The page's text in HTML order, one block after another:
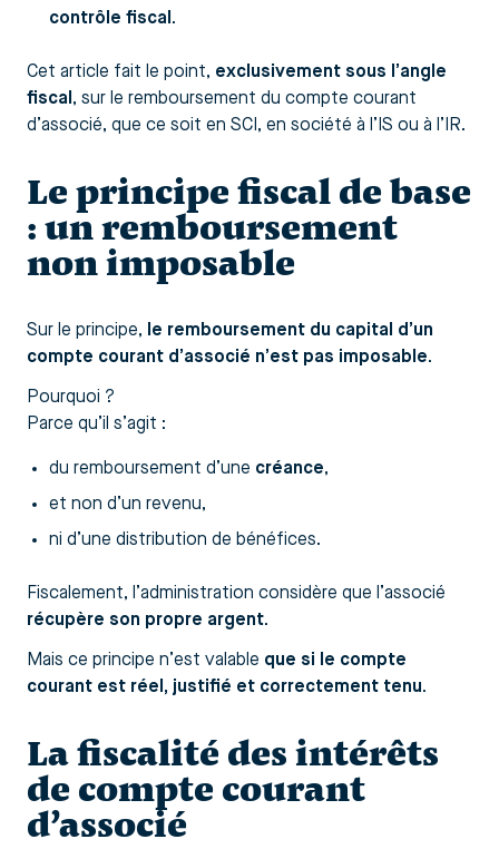
contrôle fiscal .
Cet article fait le point, exclusivement sous l’angle
fiscal , sur le remboursement du compte courant
d’associé, que ce soit en SCI, en société à l’IS ou à l’IR.
Le principe fiscal de base
: un remboursement
non imposable
Sur le principe,
le remboursement du capital d’un
compte courant d’associé n’est pas imposable.
Pourquoi ?
Parce qu’il s’agit :
du remboursement d’une créance,
et non d’un revenu,
ni d’une distribution de bénéfices.
Fiscalement, l’administration considère que l’associé
récupère son propre argent.
Mais ce principe n’est valable que si le compte
courant est réel, justifié et correctement tenu.
La fiscalité des intérêts
de compte courant
d’associé